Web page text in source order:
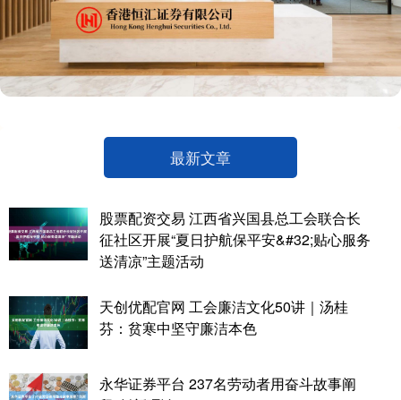
最新文章
股票配资交易 江西省兴国县总工会联合长
征社区开展“夏日护航保平安&#32;贴心服务
送清凉”主题活动
天创优配官网 工会廉洁文化50讲｜汤桂
芬：贫寒中坚守廉洁本色
永华证券平台 237名劳动者用奋斗故事阐